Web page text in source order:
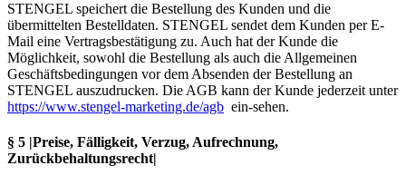
STENGEL speichert die Bestellung des Kunden und die
übermittelten Bestelldaten. STENGEL sendet dem Kunden per E-
Mail eine Vertragsbestätigung zu. Auch hat der Kunde die
Möglichkeit, sowohl die Bestellung als auch die Allgemeinen
Geschäftsbedingungen vor dem Absenden der Bestellung an
STENGEL auszudrucken. Die AGB kann der Kunde jederzeit unter
https://www.stengel-marketing.de/agb ein-sehen.
§ 5 |Preise, Fälligkeit, Verzug, Aufrechnung,
Zurückbehaltungsrecht|